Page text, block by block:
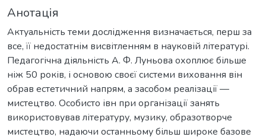
Анотація
Актуальність теми дослідження визначається, перш за
все, її недостатнім висвітленням в науковій літературі.
Педагогічна діяльність А. Ф. Луньова охоплює більше
ніж 50 років, і основою своєї системи виховання він
обрав естетичний напрям, а засобом реалізації —
мистецтво. Особисто івн при організації занять
використовував літературу, музику, образотворче
мистецтво, надаючи останньому більш широке базове